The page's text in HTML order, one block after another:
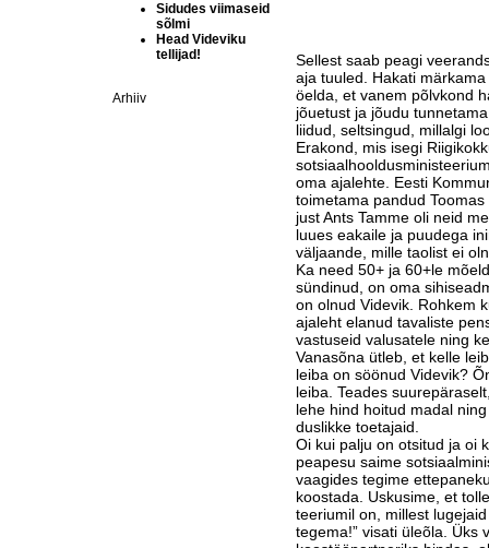
Sidudes viimaseid
sõlmi
Head Videviku
tellijad!
Arhiiv
Sellest saab peagi
aja tuuled. Hakati
öelda, et vanem põlvkond
jõuetust ja jõudu
liidud, seltsingud, millalgi
Erakond, mis isegi
oma ajalehte. Eesti
toimeta­­ma pandud
just Ants Tamme oli neid
luues eakaile ja puudega
väljaande, mille taolist ei
Ka need 50+ ja 60+le
sündinud, on oma
on olnud Videvik. Rohkem
ajaleht elanud tavaliste
vastuseid valusatele ning
Vanasõna ütleb, et kelle
leiba on söönud Videvik?
leiba. Teades
lehe hind hoitud madal
duslikke toetajaid.
Oi kui palju on otsitud ja oi
peapesu saime
vaagides tegime
koostada. Uskusime, et
teeriumil on, millest
tegema!” visati üle­õla. Üks